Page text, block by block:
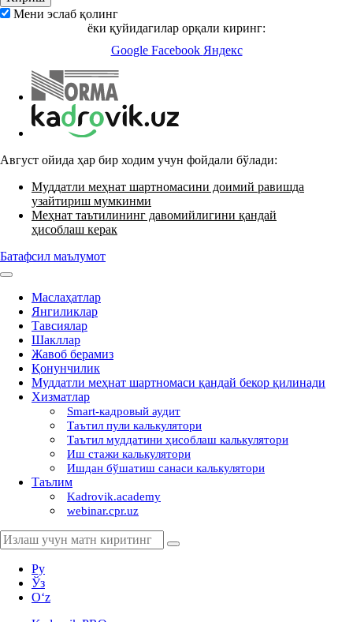
Мени эслаб қолинг
ёки қуйидагилар орқали киринг:
Google Facebook Яндекс
Август ойида ҳар бир ходим учун фойдали бўлади:
Муддатли меҳнат шартномасини доимий равишда
узайтириш мумкинми
Меҳнат таътилининг давомийлигини қандай
ҳисоблаш керак
Батафсил маълумот
Маслаҳатлар
Янгиликлар
Тавсиялар
Шакллар
Жавоб берамиз
Қонунчилик
Муддатли меҳнат шартномаси қандай бекор қилинади
Хизматлар
Smart-кадровый аудит
Таътил пули калькулятори
Таътил муддатини ҳисоблаш калькулятори
Иш стажи калькулятори
Ишдан бўшатиш санаси калькулятори
Таълим
Kadrovik.academy
webinar.cpr.uz
Ру
Ўз
Oʻz